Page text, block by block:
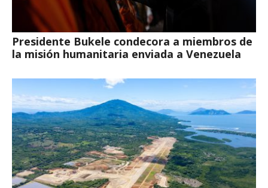
Presidente Bukele condecora a miembros de
la misión humanitaria enviada a Venezuela